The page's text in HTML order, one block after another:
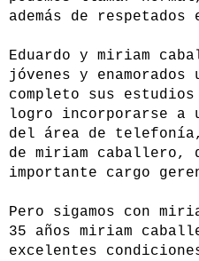
además de
Eduardo y miriam
jóvenes y
completo sus
logro incorporarse a
del área de
de miriam caballero,
importante cargo
Pero sigamos con
35 años miriam
excelentes